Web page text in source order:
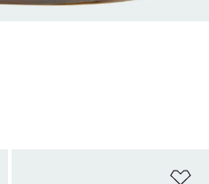
Προσθήκη στη Λίστα Επιθυμιών